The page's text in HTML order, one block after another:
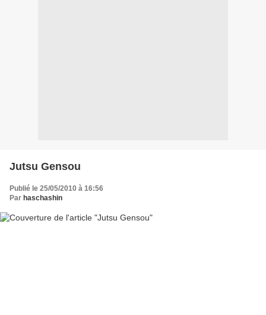
Jutsu Gensou
Publié le 25/05/2010 à 16:56
Par haschashin